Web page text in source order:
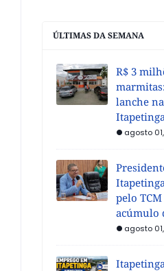
ÚLTIMAS DA SEMANA
R$ 3
lanche
agosto
pelo
acúmulo
agosto